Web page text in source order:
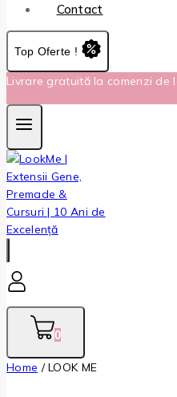
Contact
Top Oferte !
Livrare gratuită la comenzi de
0
Home / LOOK ME